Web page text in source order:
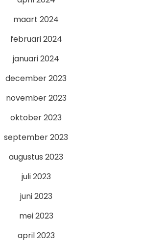
maart 2024
februari 2024
januari 2024
december 2023
november 2023
oktober 2023
september 2023
augustus 2023
juli 2023
juni 2023
mei 2023
april 2023